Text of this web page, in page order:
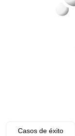
Casos de éxito